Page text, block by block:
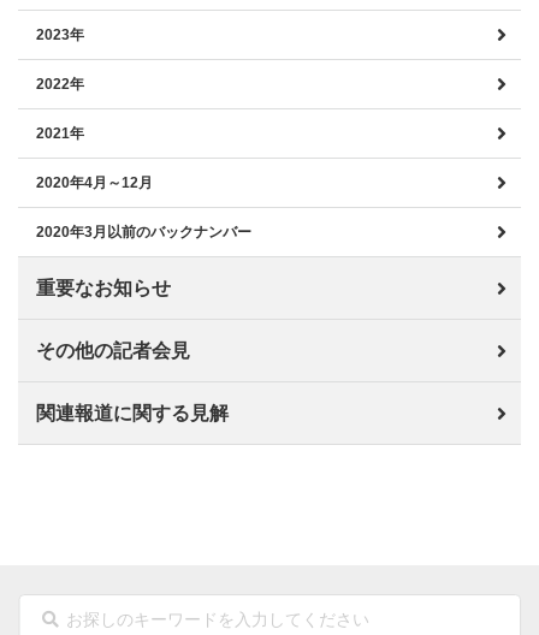
2023年
2022年
2021年
2020年4月～12月
2020年3月以前のバックナンバー
重要なお知らせ
その他の記者会見
関連報道に関する見解